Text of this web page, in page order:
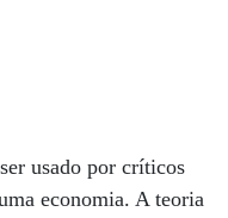
usado por críticos
economia. A teoria